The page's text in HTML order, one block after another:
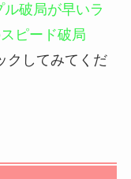
破局が早いラ
ピード破局
クしてみてくだ